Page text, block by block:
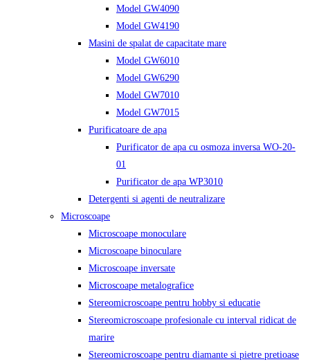
Model GW4090
Model GW4190
Masini de spalat de capacitate mare
Model GW6010
Model GW6290
Model GW7010
Model GW7015
Purificatoare de apa
Purificator de apa cu osmoza inversa WO-20-
01
Purificator de apa WP3010
Detergenti si agenti de neutralizare
Microscoape
Microscoape monoculare
Microscoape binoculare
Microscoape inversate
Microscoape metalografice
Stereomicroscoape pentru hobby si educatie
Stereomicroscoape profesionale cu interval ridicat de
marire
Stereomicroscoape pentru diamante si pietre pretioase